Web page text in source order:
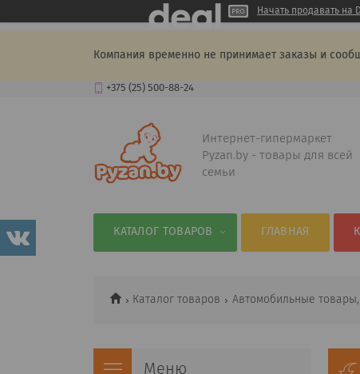
Начать продавать на
Компания временно не принимает заказы и
+375 (25) 500-88-24
Интернет-гипермаркет
Pyzan.by - товары для всей
семьи
КАТАЛОГ ТОВАРОВ ГЛАВНАЯ
Каталог товаров Автомобильные